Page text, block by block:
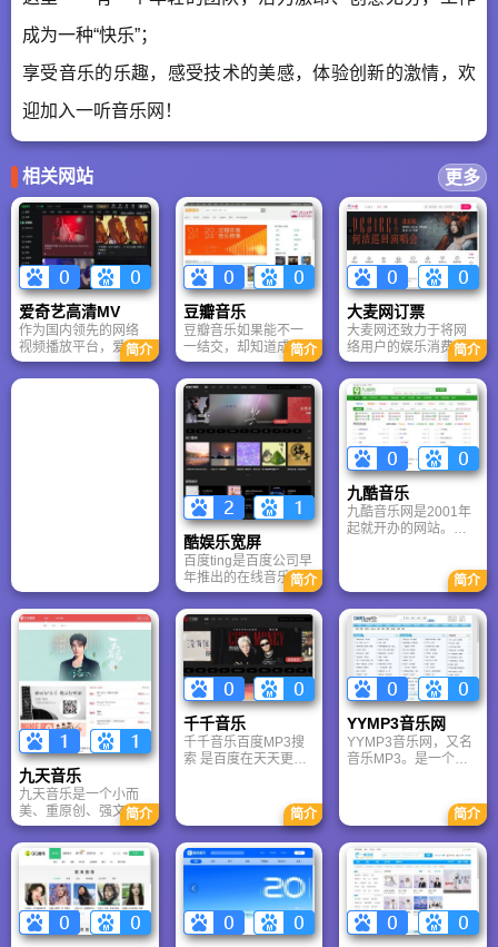
成为一种“快乐”；
享受音乐的乐趣，感受技术的美感，体验创新的激情，欢
迎加入一听音乐网！
相关网站 更多
爱奇艺高清MV
作为国内领先的网络
视频播放平台，爱奇
艺由全球最大的中文
搜索引擎——百度创
简介
豆瓣音乐
豆瓣音乐如果能不一
一结交，却知道成千
上万人的口味，能从
中间迅速找到最臭味
相投的，口口相传的
魔力一定能放大百
倍，对其中每一个人
都多少会有帮助。豆
瓣随着这一个愿望产
生。
简介
大麦网订票
大麦网还致力于将网
络用户的娱乐消费需
求，与产业链上游节
目供应商的市场拓展
活动有效串联起来，
利用自身市场优势，
与上游形成优势互
补，主动驱动市场增
速，同时聚拢核心娱
乐消费人群，最终形
成信息挖掘和渠道销
售互推平台。
简介
酷娱乐宽屏
百度ting是百度公司早
年推出的在线音乐服
务平台，后来经过多
次品牌整合与更名，
现已演变为千千音
乐。
简介
九酷音乐
九酷音乐网是2001年
起就开办的网站。九
完全收录，并配有歌
词。2005年后 相继开
设了 电影 游戏 Flash
等多种免费业务。九
酷音乐网的网站是
www.9ku.com 请大家
注意辨别。九酷——
正在向一个新的高度
发展!
简介
九天音乐
九天音乐是一个小而
美、重原创、强文化
属性的中文独立音乐
平台，适合喜欢挖掘
新锐音乐人、关注民
族与现代融合、追求
音质与艺术表达的听
众。
简介
千千音乐
千千音乐百度MP3搜
索 是百度在天天更新
立的庞大MP3歌曲链
接库。百度MP3搜索
拥有自动验证链接有
效性的卓越功能，总
是把最优的链接排在
前列，最大化保证用
户的搜索体验。
简介
YYMP3音乐网
YYMP3音乐网，又名
音乐MP3。是一个为
欧美 等地音乐资讯休
闲网站，是中国新一
代网络群体。
简介